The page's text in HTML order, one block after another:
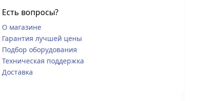
Есть вопросы?
О магазине
Гарантия лучшей цены
Подбор оборудования
Техническая поддержка
Доставка